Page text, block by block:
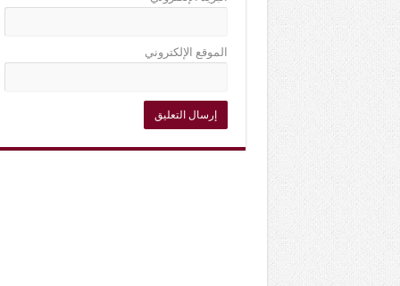
الموقع الإلكتروني